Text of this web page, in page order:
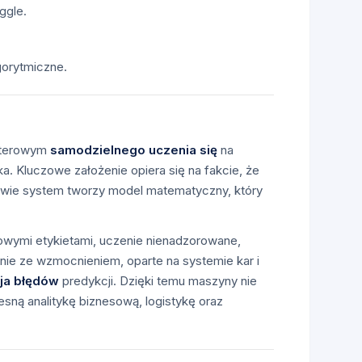
samodzielnego uczenia się na
Kluczowe założenie opiera się na fakcie, że
system tworzy model matematyczny, który
etykietami, uczenie nienadzorowane,
ze wzmocnieniem, oparte na systemie kar i
błędów predykcji. Dzięki temu maszyny nie
analitykę biznesową, logistykę oraz